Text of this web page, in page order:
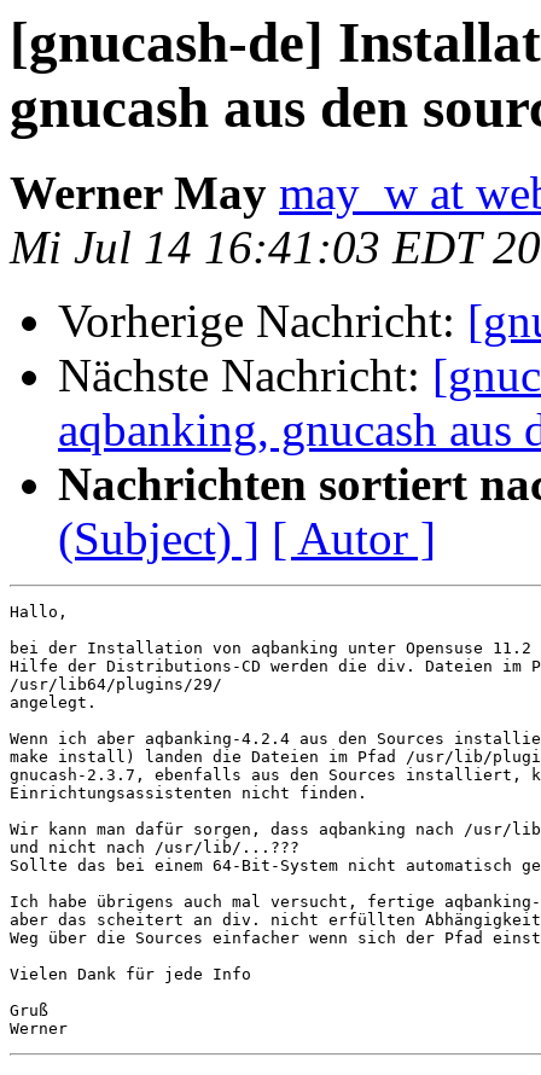
[gnucash-de]
gnucash aus den
Werner May may_w at
Mi Jul 14 16:41:03 EDT
Vorherige Nachricht:
Nächste Nachricht:
aqbanking, gnucash aus
Nachrichten sortiert
(Subject) ] [ Autor ]
Hallo,
bei der Installation von aqbanking unter Opensuse
Hilfe der Distributions-CD werden die div. Dateien im
/usr/lib64/plugins/29/
angelegt.
Wenn ich aber aqbanking-4.2.4 aus den Sources
make install) landen die Dateien im Pfad /usr/lib/
gnucash-2.3.7, ebenfalls aus den Sources installiert,
Einrichtungsassistenten nicht finden.
Wir kann man dafür sorgen, dass aqbanking nach /
und nicht nach /usr/lib/...???
Sollte das bei einem 64-Bit-System nicht automatisch
Ich habe übrigens auch mal versucht, fertige
aber das scheitert an div. nicht erfüllten
Weg über die Sources einfacher wenn sich der Pfad
Vielen Dank für jede Info
Gruß